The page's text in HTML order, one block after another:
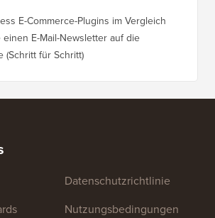
E-Commerce-Plugins im Vergleich
E-Mail-Newsletter auf die
(Schritt für Schritt)
Datenschutzrichtlinie
Nutzungsbedingungen